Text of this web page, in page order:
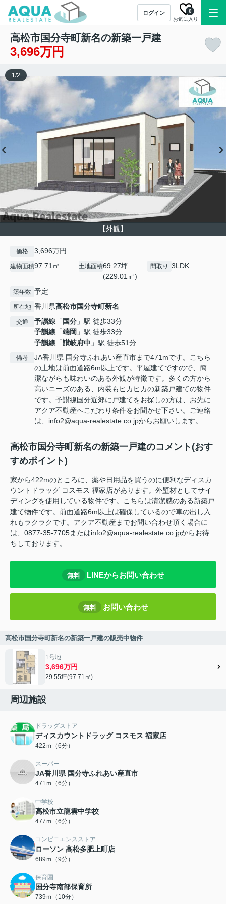
ログイン
お気に入り
0
高松市国分寺町新名の新築一戸建
3,696万円
【外観】
1/2
価格 3,696万円
建物面積97.71㎡ 土地面積69.27坪
(229.01㎡)
間取り 3LDK
築年数 予定
所在地 香川県高松市国分寺町新名
交通 予讃線 「 国分 」駅 徒歩33分
予讃線 「端岡 」駅 徒歩33分
予讃線 「讃岐府中 」駅 徒歩51分
備考
JA香川県 国分寺ふれあい産直市まで471mです。こちら
の土地は前面道路6m以上です。平屋建てですので、簡
潔ながらも味わいのある外観が特徴です。多くの方から
高いニーズのある、内装もピカピカの新築戸建ての物件
です。予讃線国分近郊に戸建てをお探しの方は、お先に
アクア不動産へこだわり条件をお聞かせ下さい。ご連絡
は、info2@aqua-realestate.co.jpからお願いします。
高松市国分寺町新名の新築一戸建のコメント(おす
すめポイント)
家から422mのところに、薬や日用品を買うのに便利なディスカ
ウントドラッグ コスモス 福家店があります。外壁材としてサイ
ディングを使用している物件です。こちらは清潔感のある新築戸
建て物件です。前面道路6m以上は確保しているので車の出し入
れもラクラクです。アクア不動産までお問い合わせ頂く場合に
は、0877-35-7705またはinfo2@aqua-realestate.co.jpからお待
ちしております。
無料 LINEからお問い合わせ
無料 お問い合わせ
高松市国分寺町新名の新築一戸建の販売中物件
1号地
3,696万円
29.55坪(97.71㎡)
周辺施設
ドラッグストア
ディスカウントドラッグ コスモス 福家店
422ｍ（6分）
スーパー
JA香川県 国分寺ふれあい産直市
471ｍ（6分）
中学校
高松市立龍雲中学校
477ｍ（6分）
コンビニエンスストア
ローソン 高松多肥上町店
689ｍ（9分）
保育園
国分寺南部保育所
739ｍ（10分）